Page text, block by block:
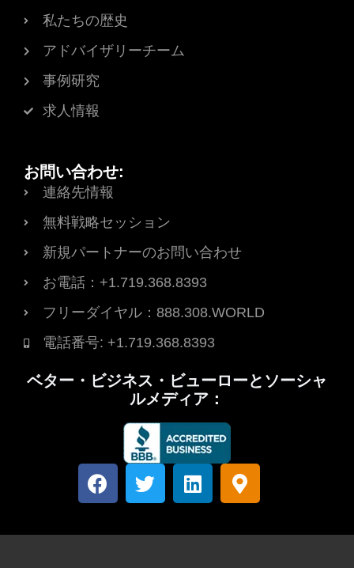
私たちの歴史
アドバイザリーチーム
事例研究
求人情報
お問い合わせ:
連絡先情報
無料戦略セッション
新規パートナーのお問い合わせ
お電話：+1.719.368.8393
フリーダイヤル：888.308.WORLD
電話番号: +1.719.368.8393
ベター・ビジネス・ビューローとソーシャ
ルメディア：
フ
ェ
ス
T
w
t
L
i
k
マ
ッ
マ